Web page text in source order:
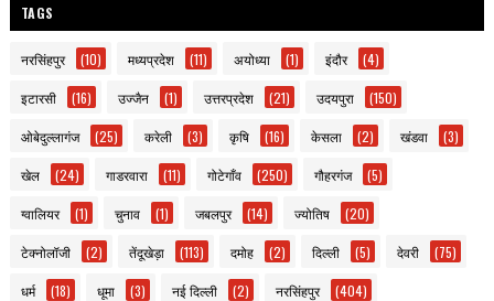
TAGS
नरसिंहपुर (10) मध्यप्रदेश (11) अयोध्या (1) इंदौर (4)
इटारसी (16) उज्जैन (1) उत्तरप्रदेश (21) उदयपुरा (150)
ओबेदुल्लागंज (25) करेली (3) कृषि (16) केसला (2) खंडवा (3)
खेल (24) गाडरवारा (11) गोटेगाँव (250) गौहरगंज (5)
ग्वालियर (1) चुनाव (1) जबलपुर (14) ज्योतिष (20)
टेक्नोलॉजी (2) तेंदूखेड़ा (113) दमोह (2) दिल्ली (5) देवरी (75)
धर्म (18) धूमा (3) नई दिल्ली (2) नरसिंहपुर (404)